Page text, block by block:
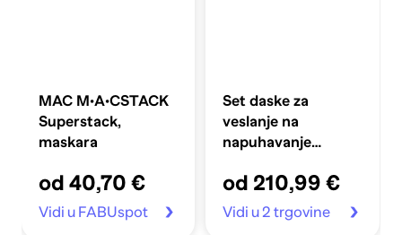
MAC M·A·CSTACK
Superstack,
maskara
od 40,70 €
Vidi u FABUspot
Set daske za
veslanje na
napuhavanje
plavi
od 210,99 €
Vidi u 2 trgovine